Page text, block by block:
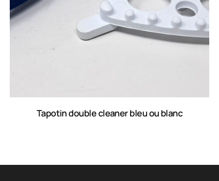
Tapotin double cleaner bleu ou blanc